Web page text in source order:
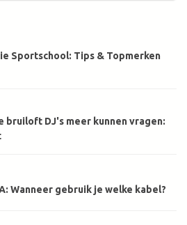
Sportschool: Tips & Topmerken
bruiloft DJ's meer kunnen vragen:
Wanneer gebruik je welke kabel?